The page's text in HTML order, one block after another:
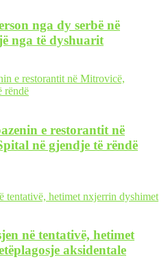
nga dy serbë në
nga të dyshuarit
e restorantit në
në gjendje të rëndë
në tentativë, hetimet
aksidentale